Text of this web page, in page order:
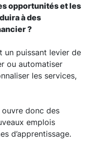
opportunités et les
à des
?
un puissant levier de
ou automatiser
les services,
donc des
emplois
d’apprentissage.